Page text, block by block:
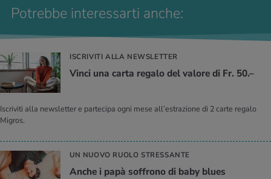
Potrebbe interessarti anche:
ISCRIVITI ALLA NEWSLETTER
Vinci una carta regalo del valore di Fr. 50.–
Iscriviti alla newsletter e partecipa ogni mese all’estrazione di 2 carte regalo
Migros.
UN NUOVO RUOLO STRESSANTE
Anche i papà soffrono di baby blues